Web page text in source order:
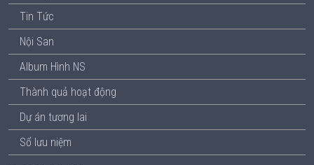
Tin Tức
Nội San
Album Hình NS
Thành quả hoạt động
Dự án tương lai
Sổ lưu niệm